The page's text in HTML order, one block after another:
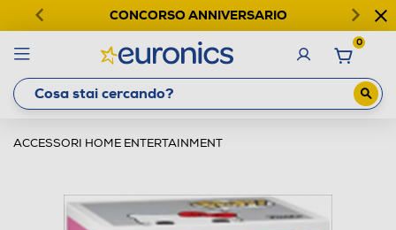
CONCORSO ANNIVERSARIO
0
ACCESSORI HOME ENTERTAINMENT